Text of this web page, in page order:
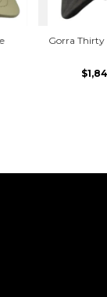
Gorra